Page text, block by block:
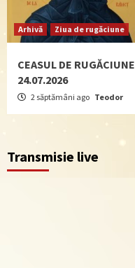
Arhivă Ziua de rugăciune
CEASUL DE RUGĂCIUNE
24.07.2026
2 săptămâni ago Teodor
Transmisie live